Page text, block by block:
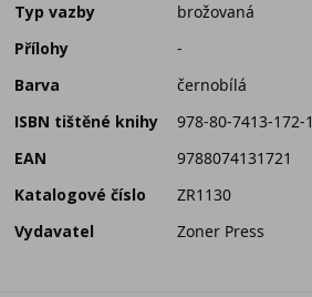
Typ vazby
brožovaná
Přílohy
-
Barva
černobílá
ISBN tištěné knihy
978-80-7413-172-1
EAN
9788074131721
Katalogové číslo
ZR1130
Vydavatel
Zoner Press